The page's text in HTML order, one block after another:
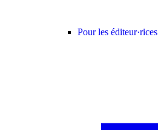
Pour les éditeur·rices